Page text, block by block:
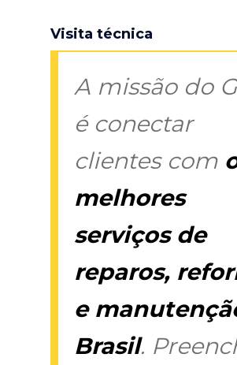
Visita técnica
A missão do
é conectar
clientes com
melhores
serviços de
reparos,
e
Brasil.